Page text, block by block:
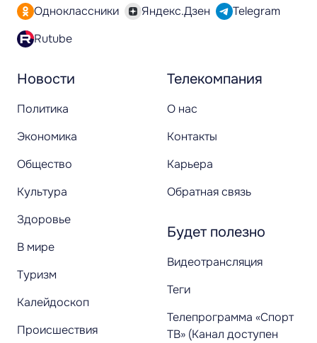
Новости
Политика
Экономика
Общество
Культура
Здоровье
В мире
Туризм
Калейдоскоп
Происшествия
Телекомпания
О нас
Контакты
Карьера
Обратная связь
Будет полезно
Видеотрансляция
Теги
Телепрограмма «Спорт
ТВ» (Канал доступен
Одноклассники
Яндекс.Дзен
Telegram
Rutube